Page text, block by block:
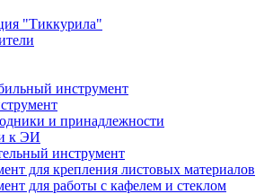
"Тиккурила"
инструмент
и принадлежности
к ЭИ
инструмент
для крепления листовых материалов
для работы с кафелем и стеклом